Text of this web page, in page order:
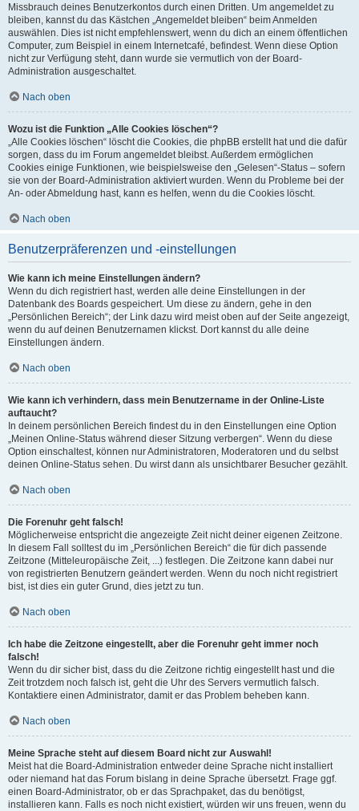
Missbrauch deines Benutzerkontos durch einen Dritten. Um angemeldet zu
bleiben, kannst du das Kästchen „Angemeldet bleiben“ beim Anmelden
auswählen. Dies ist nicht empfehlenswert, wenn du dich an einem öffentlichen
Computer, zum Beispiel in einem Internetcafé, befindest. Wenn diese Option
nicht zur Verfügung steht, dann wurde sie vermutlich von der Board-
Administration ausgeschaltet.
Nach oben
Wozu ist die Funktion „Alle Cookies löschen“?
„Alle Cookies löschen“ löscht die Cookies, die phpBB erstellt hat und die dafür
sorgen, dass du im Forum angemeldet bleibst. Außerdem ermöglichen
Cookies einige Funktionen, wie beispielsweise den „Gelesen“-Status – sofern
sie von der Board-Administration aktiviert wurden. Wenn du Probleme bei der
An- oder Abmeldung hast, kann es helfen, wenn du die Cookies löscht.
Nach oben
Benutzerpräferenzen und -einstellungen
Wie kann ich meine Einstellungen ändern?
Wenn du dich registriert hast, werden alle deine Einstellungen in der
Datenbank des Boards gespeichert. Um diese zu ändern, gehe in den
„Persönlichen Bereich“; der Link dazu wird meist oben auf der Seite angezeigt,
wenn du auf deinen Benutzernamen klickst. Dort kannst du alle deine
Einstellungen ändern.
Nach oben
Wie kann ich verhindern, dass mein Benutzername in der Online-Liste
auftaucht?
In deinem persönlichen Bereich findest du in den Einstellungen eine Option
„Meinen Online-Status während dieser Sitzung verbergen“. Wenn du diese
Option einschaltest, können nur Administratoren, Moderatoren und du selbst
deinen Online-Status sehen. Du wirst dann als unsichtbarer Besucher gezählt.
Nach oben
Die Forenuhr geht falsch!
Möglicherweise entspricht die angezeigte Zeit nicht deiner eigenen Zeitzone.
In diesem Fall solltest du im „Persönlichen Bereich“ die für dich passende
Zeitzone (Mitteleuropäische Zeit, ...) festlegen. Die Zeitzone kann dabei nur
von registrierten Benutzern geändert werden. Wenn du noch nicht registriert
bist, ist dies ein guter Grund, dies jetzt zu tun.
Nach oben
Ich habe die Zeitzone eingestellt, aber die Forenuhr geht immer noch
falsch!
Wenn du dir sicher bist, dass du die Zeitzone richtig eingestellt hast und die
Zeit trotzdem noch falsch ist, geht die Uhr des Servers vermutlich falsch.
Kontaktiere einen Administrator, damit er das Problem beheben kann.
Nach oben
Meine Sprache steht auf diesem Board nicht zur Auswahl!
Meist hat die Board-Administration entweder deine Sprache nicht installiert
oder niemand hat das Forum bislang in deine Sprache übersetzt. Frage ggf.
einen Board-Administrator, ob er das Sprachpaket, das du benötigst,
installieren kann. Falls es noch nicht existiert, würden wir uns freuen, wenn du